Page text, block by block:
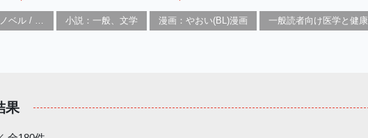
小説：一般、文学 漫画：やおい(BL)漫画 一般読者向け医学と健康
果